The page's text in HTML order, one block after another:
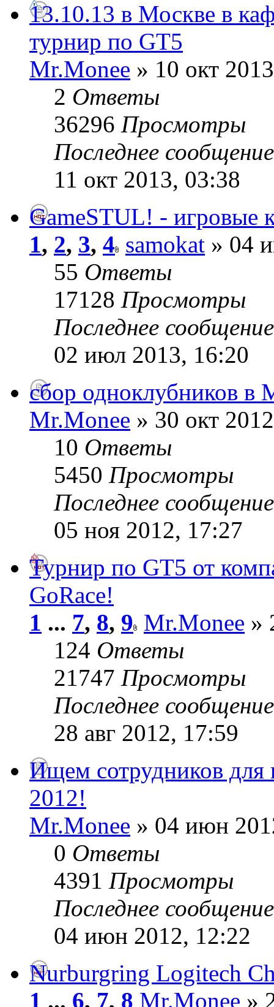
13.10.13 в Москве в
турнир по GT5
Mr.Monee » 10 окт
2 Ответы
36296 Просмотры
Последнее
11 окт 2013, 03:38
GameSTUL! - игровые
1, 2, 3, 4 samokat » 04
55 Ответы
17128 Просмотры
Последнее
02 июл 2013, 16:20
сбор одноклубников в
Mr.Monee » 30 окт
10 Ответы
5450 Просмотры
Последнее
05 ноя 2012, 17:27
Турнир по GT5 от
GoRace!
1 ... 7, 8, 9 Mr.Monee »
124 Ответы
21747 Просмотры
Последнее
28 авг 2012, 17:59
Ищем сотрудников для
2012!
Mr.Monee » 04 июн
0 Ответы
4391 Просмотры
Последнее
04 июн 2012, 12:22
Nurburgring Logitech
1 ... 6, 7, 8 Mr.Monee »